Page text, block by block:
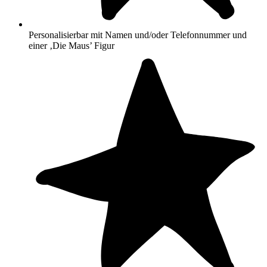
Unsere Etiketten halten minimal 200 Spülgänge und bleichen nicht
aus. Vorsicht bei extremer Hitze! Bei dem heißesten Programm in
der Spülmaschine oder beim Sterilisieren kann sich die Struktur der
Aufkleber ändern und auch die Farbe kann dann verblassen.
© I. Schmitt-Menzel / Friedrich Streich / WDR mediagroup
GmbH Die Sendung mit der Maus ® WDR
Personalisierbar mit Namen und/oder Telefonnummer und
einer ‚Die Maus’ Figur